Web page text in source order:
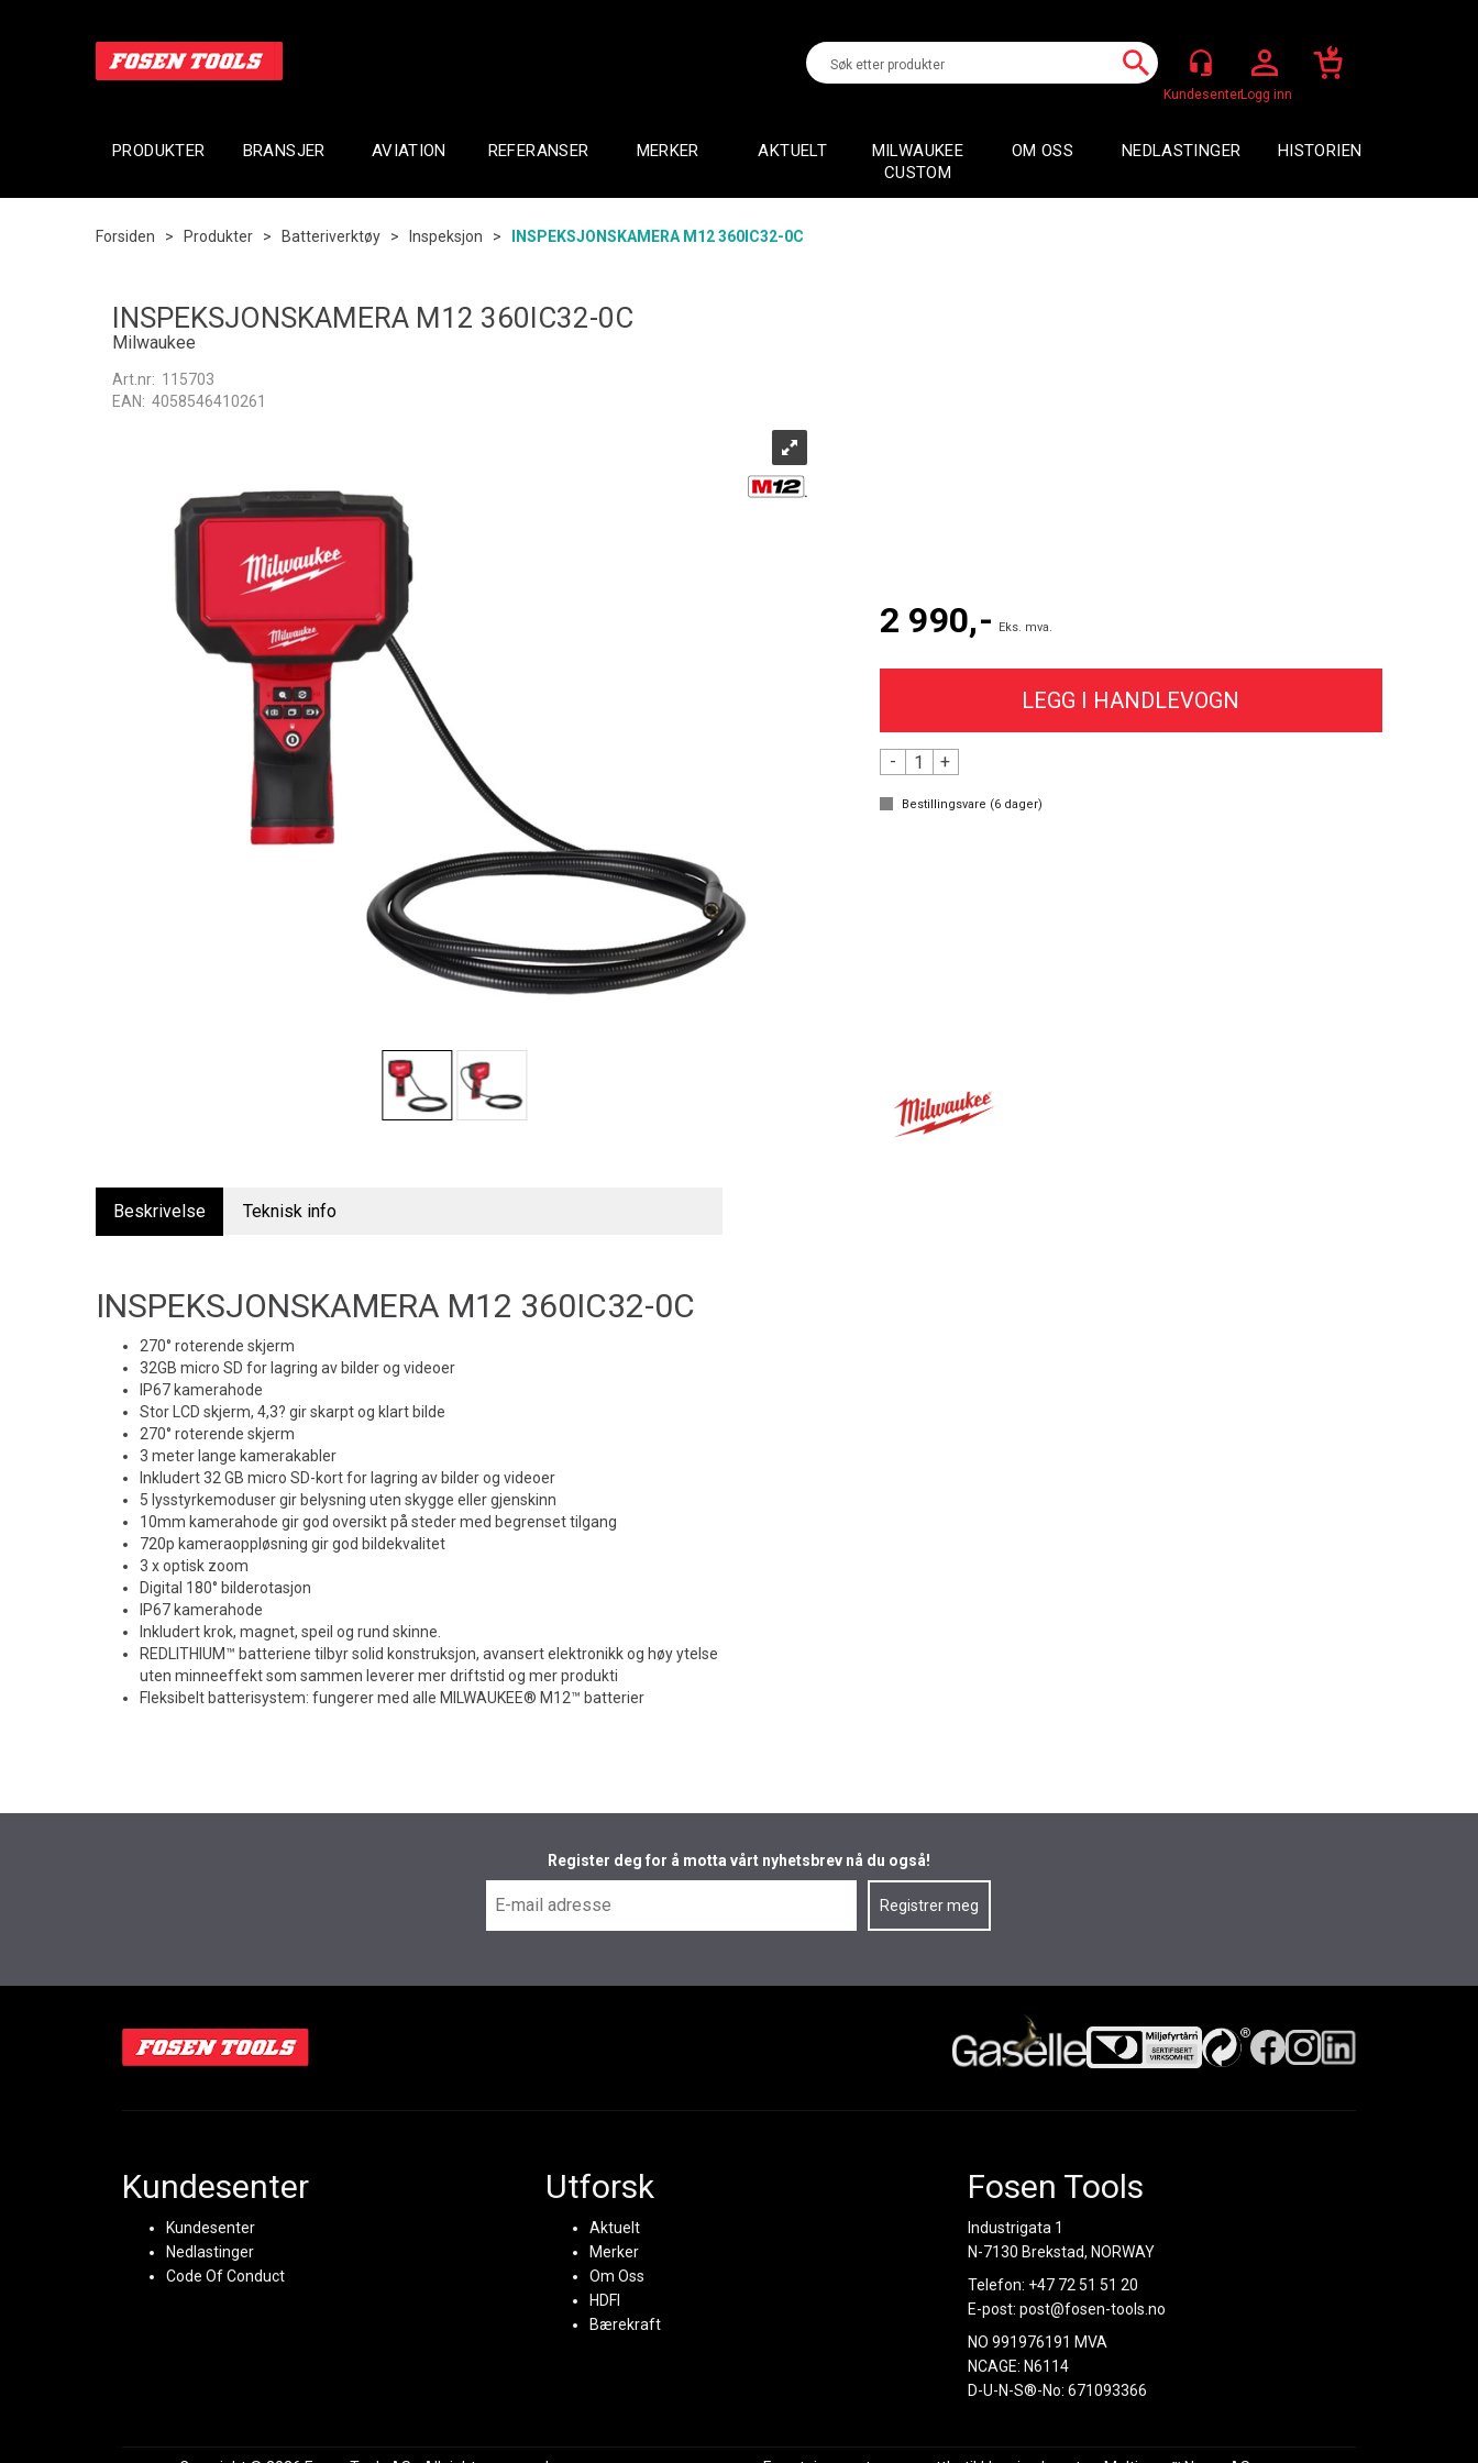
Logg inn
PRODUKTER BRANSJER AVIATION REFERANSER MERKER AKTUELT
MILWAUKEE
CUSTOM
OM OSS NEDLASTINGER HISTORIEN
Forsiden > Produkter > Batteriverktøy > Inspeksjon > INSPEKSJONSKAMERA M12 360IC32-0C
INSPEKSJONSKAMERA M12 360IC32-0C
Milwaukee
Art.nr: 115703
EAN: 4058546410261
2 990,- Eks. mva.
- +
Bestillingsvare (6dager)
Beskrivelse Teknisk info
INSPEKSJONSKAMERA M12 360IC32-0C
270° roterende skjerm
32GB micro SD for lagring av bilder og videoer
IP67 kamerahode
Stor LCD skjerm, 4,3? gir skarpt og klart bilde
270° roterende skjerm
3 meter lange kamerakabler
Inkludert 32 GB micro SD-kort for lagring av bilder og videoer
5 lysstyrkemoduser gir belysning uten skygge eller gjenskinn
10mm kamerahode gir god oversikt på steder med begrenset tilgang
720p kameraoppløsning gir god bildekvalitet
3 x optisk zoom
Digital 180° bilderotasjon
IP67 kamerahode
Inkludert krok, magnet, speil og rund skinne.
REDLITHIUM™ batteriene tilbyr solid konstruksjon, avansert elektronikk og høy ytelse
uten minneeffekt som sammen leverer mer driftstid og mer produkti
Fleksibelt batterisystem: fungerer med alle MILWAUKEE® M12™ batterier
Register deg for å motta vårt nyhetsbrev nå du også!
Kundesenter
Kundesenter
Nedlastinger
Code Of Conduct
Utforsk
Aktuelt
Merker
Om Oss
HDFI
Bærekraft
Fosen Tools
Industrigata 1
N-7130 Brekstad, NORWAY
Telefon: +47 72 51 51 20
E-post:post@fosen-tools.no
NO 991976191 MVA
NCAGE: N6114
D-U-N-S®-No: 671093366